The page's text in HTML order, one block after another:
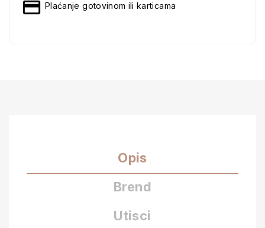
Plaćanje gotovinom ili karticama
Opis
Brend
Utisci